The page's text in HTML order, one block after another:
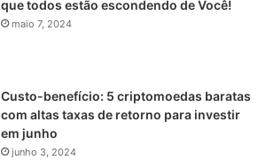
que todos estão escondendo de Você!
maio 7, 2024
Custo-benefício: 5 criptomoedas baratas
com altas taxas de retorno para investir
em junho
junho 3, 2024